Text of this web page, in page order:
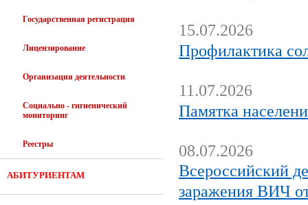
Государственная регистрация
Лицензирование
Организация деятельности
Социально - гигиенический
мониторинг
Реестры
АБИТУРИЕНТАМ
15.07.2026
Профилактика
11.07.2026
Памятка
08.07.2026
Всероссийский
заражения ВИЧ